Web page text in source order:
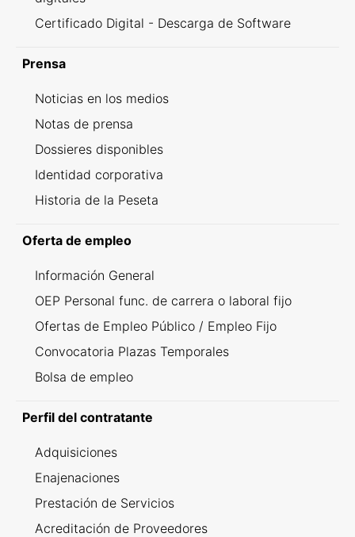
Certificado Digital - Descarga de Software
Prensa
Noticias en los medios
Notas de prensa
Dossieres disponibles
Identidad corporativa
Historia de la Peseta
Oferta de empleo
Información General
OEP Personal func. de carrera o laboral fijo
Ofertas de Empleo Público / Empleo Fijo
Convocatoria Plazas Temporales
Bolsa de empleo
Perfil del contratante
Adquisiciones
Enajenaciones
Prestación de Servicios
Acreditación de Proveedores